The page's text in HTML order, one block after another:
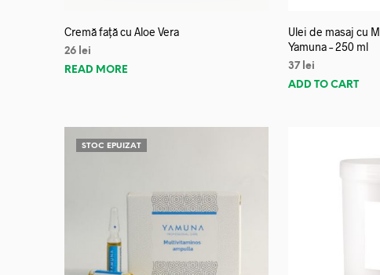
Cremă față cu Aloe Vera
26 lei
READ MORE
Ulei de masaj cu
Yamuna – 250 ml
37 lei
ADD TO CART
STOC EPUIZAT